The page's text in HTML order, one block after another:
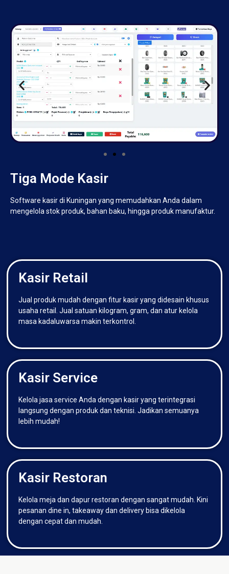
Tiga Mode Kasir
Software kasir di Kuningan yang memudahkan Anda dalam
mengelola stok produk, bahan baku, hingga produk manufaktur.
Kasir Retail
Jual produk mudah dengan fitur kasir yang didesain khusus
usaha retail. Jual satuan kilogram, gram, dan atur kelola
masa kadaluwarsa makin terkontrol.
Kasir Service
Kelola jasa service Anda dengan kasir yang terintegrasi
langsung dengan produk dan teknisi. Jadikan semuanya
lebih mudah!
Kasir Restoran
Kelola meja dan dapur restoran dengan sangat mudah. Kini
pesanan dine in, takeaway dan delivery bisa dikelola
dengan cepat dan mudah.